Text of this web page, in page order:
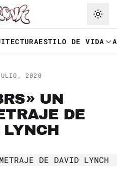
ESTILO DE VIDA
2020
UN
DE
LYNCH